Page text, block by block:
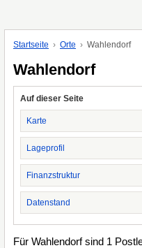
Startseite Orte Wahlendorf
Wahlendorf
Auf dieser Seite
Karte
Lageprofil
Finanzstruktur
Datenstand
Für Wahlendorf sind 1